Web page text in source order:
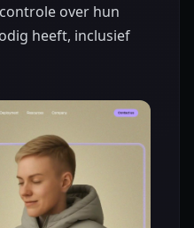
over hun
heeft, inclusief